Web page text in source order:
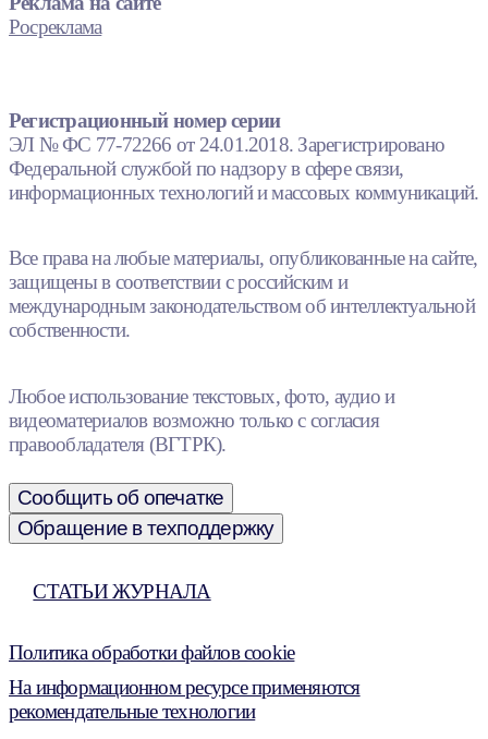
Росреклама
Регистрационный номер серии
ЭЛ № ФС 77-72266 от 24.01.2018. Зарегистрировано
Федеральной службой по надзору в сфере связи,
информационных технологий и массовых коммуникаций.
Все права на любые материалы, опубликованные на сайте,
защищены в соответствии с российским и
международным законодательством об интеллектуальной
собственности.
Любое использование текстовых, фото, аудио и
видеоматериалов возможно только с согласия
правообладателя (ВГТРК).
Сообщить об опечатке
Обращение в техподдержку
СТАТЬИ ЖУРНАЛА
Политика обработки файлов cookie
На информационном ресурсе применяются
рекомендательные технологии